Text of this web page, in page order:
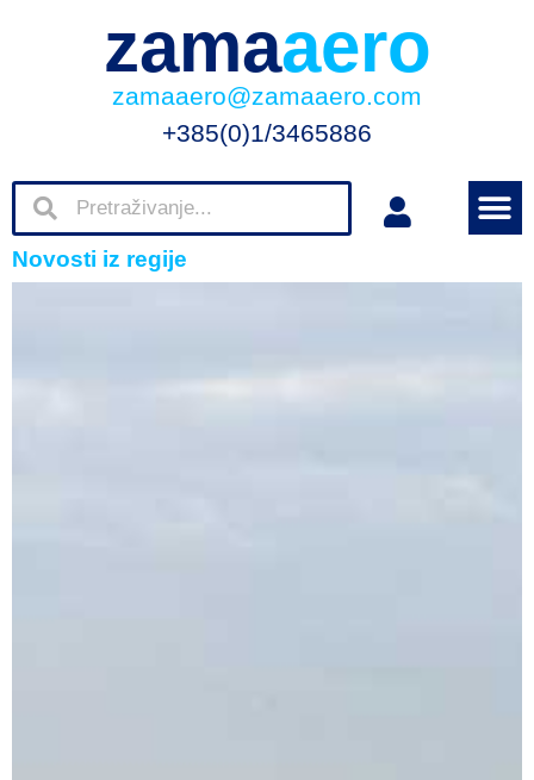
zamaaero
zamaaero@zamaaero.com
+385(0)1/3465886
Novosti iz regije